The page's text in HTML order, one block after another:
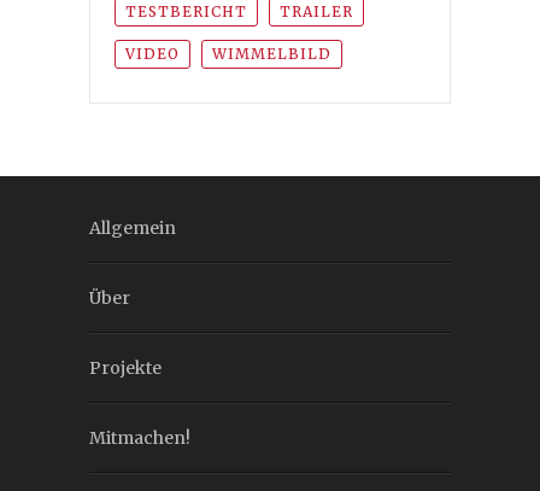
TESTBERICHT TRAILER
VIDEO WIMMELBILD
Allgemein
Über
Projekte
Mitmachen!